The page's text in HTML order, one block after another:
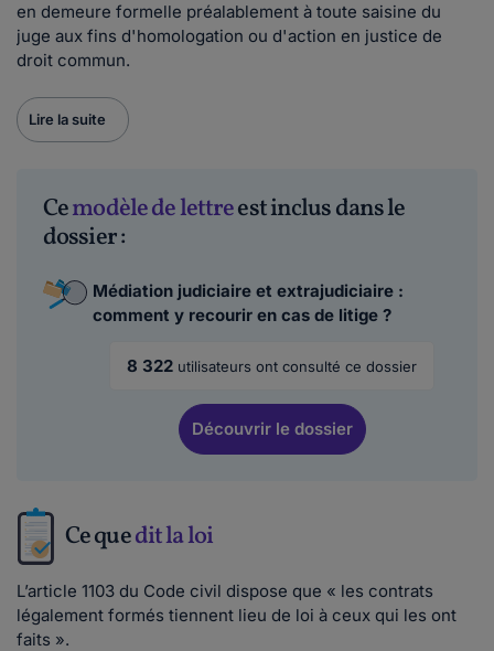
en demeure formelle préalablement à toute saisine du
juge aux fins d'homologation ou d'action en justice de
droit commun.
Lire la suite
Cemodèle de lettreest inclus dans le
dossier :
Médiation judiciaire et extrajudiciaire :
comment y recourir en cas de litige ?
8 322 utilisateurs ont consulté ce dossier
Découvrirle dossier
Ce quedit la loi
L’article 1103 du Code civil dispose que « les contrats
légalement formés tiennent lieu de loi à ceux qui les ont
faits ».